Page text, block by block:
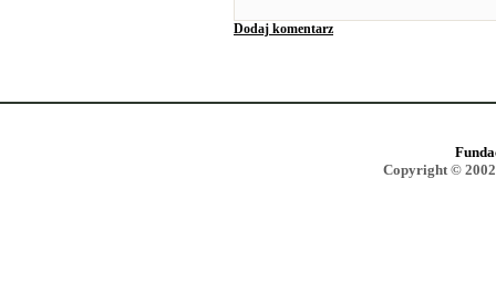
Dodaj komentarz
Copyright ©